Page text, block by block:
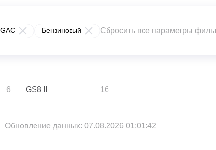
GAC Бензиновый Сбросить все параметры
6 GS8 II 16
Обновление данных: 07.08.2026 01:01:42